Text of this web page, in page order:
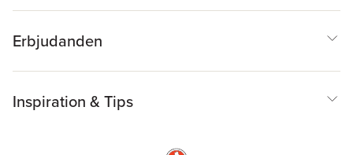
Erbjudanden
Inspiration & Tips